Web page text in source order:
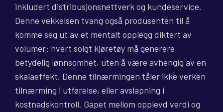
inkludert distribusjonsnettverk og kundeservice.
Denne vekkelsen tvang også produsenten til å
komme seg ut av et mentalt opplegg diktert av
volumer: hvert solgt kjøretøy må generere
betydelig lønnsomhet, uten å være avhengig av en
skalaeffekt. Denne tilnærmingen tåler ikke verken
tilnærming i utførelse, eller avslapning i
kostnadskontroll. Gapet mellom opplevd verdi og